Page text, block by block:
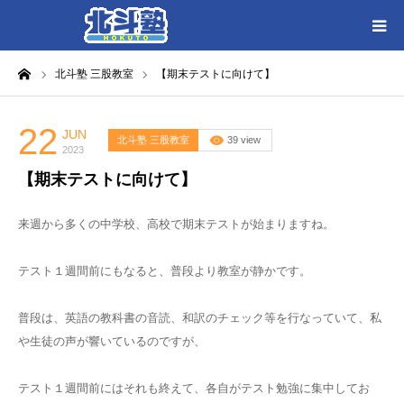
北斗塾 三股教室 【期末テストに向けて】
22 JUN
2023
北斗塾 三股教室 39 view
【期末テストに向けて】
来週から多くの中学校、高校で期末テストが始まりますね。
テスト１週間前にもなると、普段より教室が静かです。
普段は、英語の教科書の音読、和訳のチェック等を行なっていて、私
や生徒の声が響いているのですが、
テスト１週間前にはそれも終えて、各自がテスト勉強に集中してお
HOME
各教室別に記事を見る
北斗塾／教室一覧
お問い合わせ